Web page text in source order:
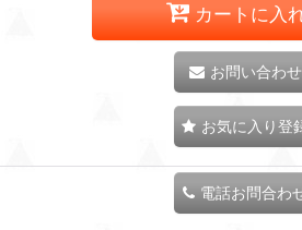
カートに入
お問い合わせ
お気に入り登
電話お問合わ